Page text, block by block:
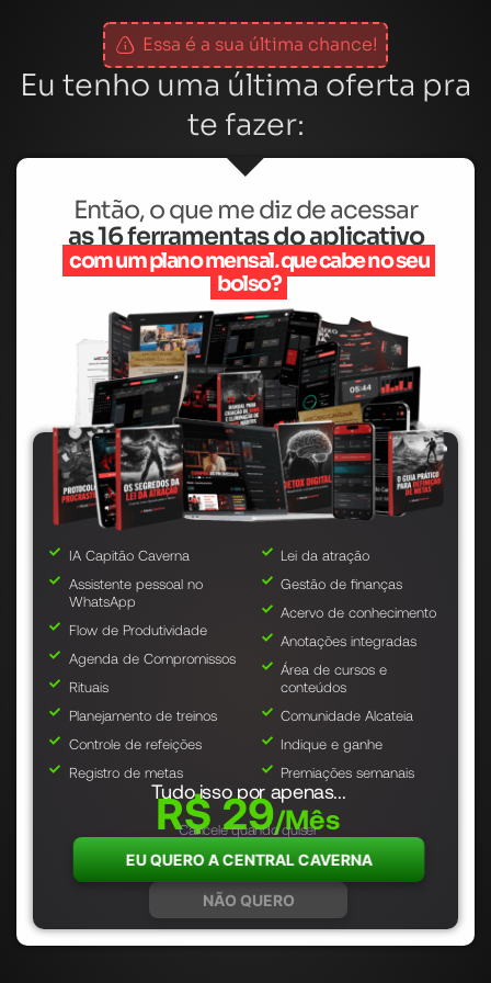
Essa é a sua última chance!
Eu tenho uma última oferta pra
te fazer:
Então, o que me diz de acessar
as 16 ferramentas do aplicativo
com um plano mensal, que cabe no seu
bolso?
IA Capitão Caverna
Assistente pessoal no
WhatsApp
Flow de Produtividade
Agenda de Compromissos
Rituais
Planejamento de treinos
Controle de refeições
Registro de metas
Lei da atração
Gestão de finanças
Acervo de conhecimento
Anotações integradas
Área de cursos e
conteúdos
Comunidade Alcateia
Indique e ganhe
Premiações semanais
Tudo isso por apenas...
R$ 29/Mês
Cancele quando quiser
EU QUERO A CENTRAL CAVERNA
NÃO QUERO